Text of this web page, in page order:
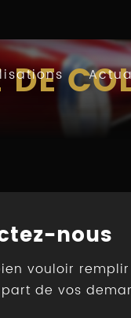
nous
vouloir
de vos